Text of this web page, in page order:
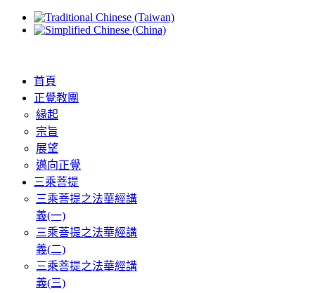
首頁
正覺教團
緣起
宗旨
展望
邁向正覺
三乘菩提
三乘菩提之法華經講
義(一)
三乘菩提之法華經講
義(二)
三乘菩提之法華經講
義(三)